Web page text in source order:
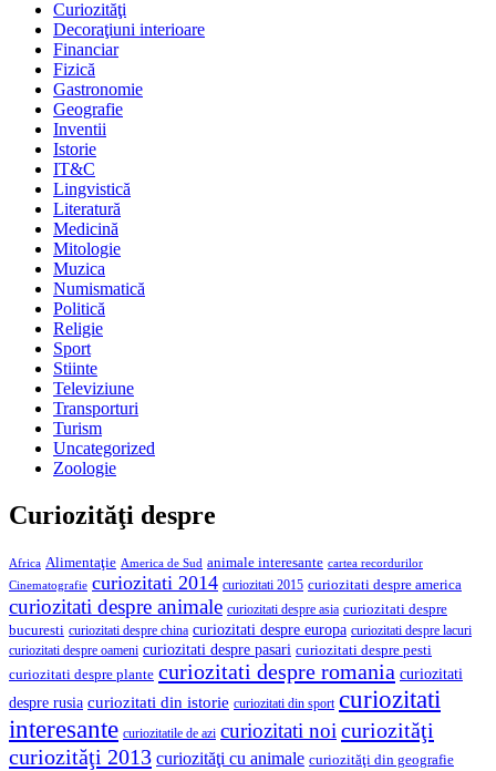
Curiozităţi
Decoraţiuni interioare
Financiar
Fizică
Gastronomie
Geografie
Inventii
Istorie
IT&C
Lingvistică
Literatură
Medicină
Mitologie
Muzica
Numismatică
Politică
Religie
Sport
Stiinte
Televiziune
Transporturi
Turism
Uncategorized
Zoologie
Curiozităţi despre
Africa Alimentaţie America de Sud animale interesante cartea recordurilor
Cinematografie curiozitati 2014 curiozitati 2015 curiozitati despre america
curiozitati despre animale curiozitati despre asia curiozitati despre
bucuresti curiozitati despre china curiozitati despre europa curiozitati despre lacuri
curiozitati despre oameni curiozitati despre pasari curiozitati despre pesti
curiozitati despre plante curiozitati despre romania curiozitati
despre rusia curiozitati din istorie curiozitati din sport curiozitati
interesante curiozitatile de azi curiozitati noicuriozităţi
curiozităţi 2013 curiozităţi cu animale curiozităţi din geografie